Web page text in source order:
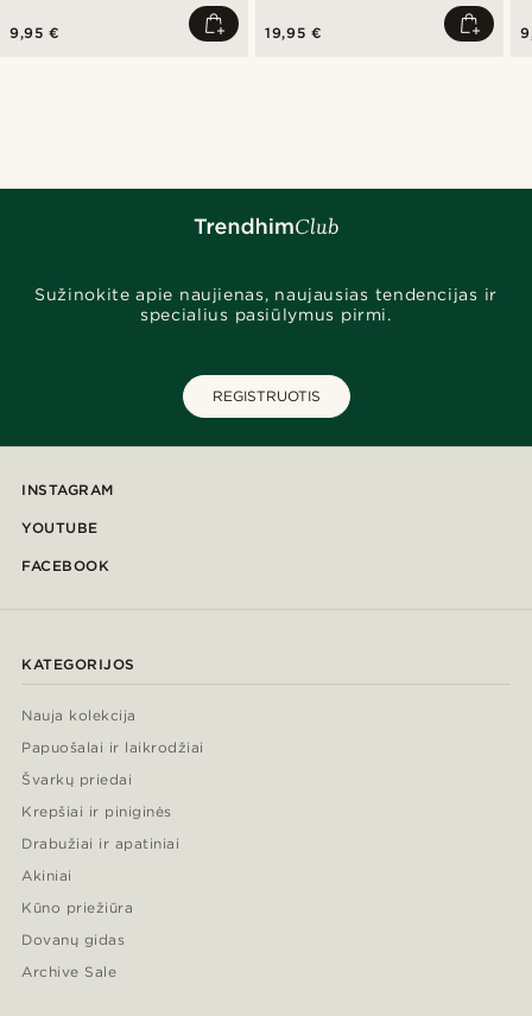
9,95 € 19,95 €
Sužinokite apie naujienas, naujausias tendencijas ir
specialius pasiūlymus pirmi.
REGISTRUOTIS
INSTAGRAM
YOUTUBE
FACEBOOK
KATEGORIJOS
Nauja kolekcija
Papuošalai ir laikrodžiai
Švarkų priedai
Krepšiai ir piniginės
Drabužiai ir apatiniai
Akiniai
Kūno priežiūra
Dovanų gidas
Archive Sale